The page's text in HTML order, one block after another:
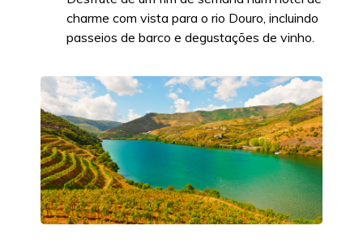
charme com vista para o rio Douro, incluindo
passeios de barco e degustações de vinho.